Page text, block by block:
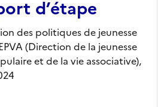
d’étape
des politiques de jeunesse
(Direction de la jeunesse
et de la vie associative),